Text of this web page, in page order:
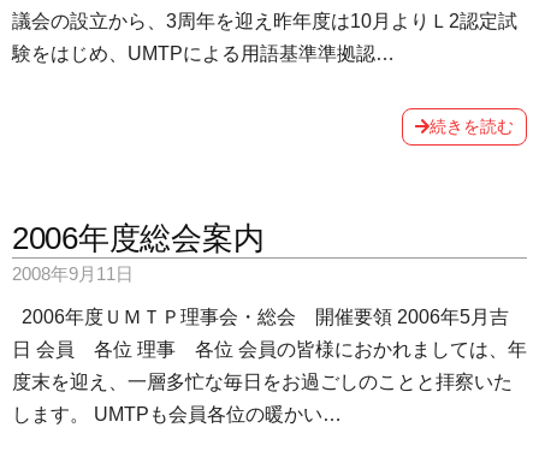
議会の設立から、3周年を迎え昨年度は10月よりＬ2認定試
験をはじめ、UMTPによる用語基準準拠認…
続きを読む
2006年度総会案内
2008年9月11日
2006年度ＵＭＴＰ理事会・総会 開催要領 2006年5月吉
日 会員 各位 理事 各位 会員の皆様におかれましては、年
度末を迎え、一層多忙な毎日をお過ごしのことと拝察いた
します。 UMTPも会員各位の暖かい…